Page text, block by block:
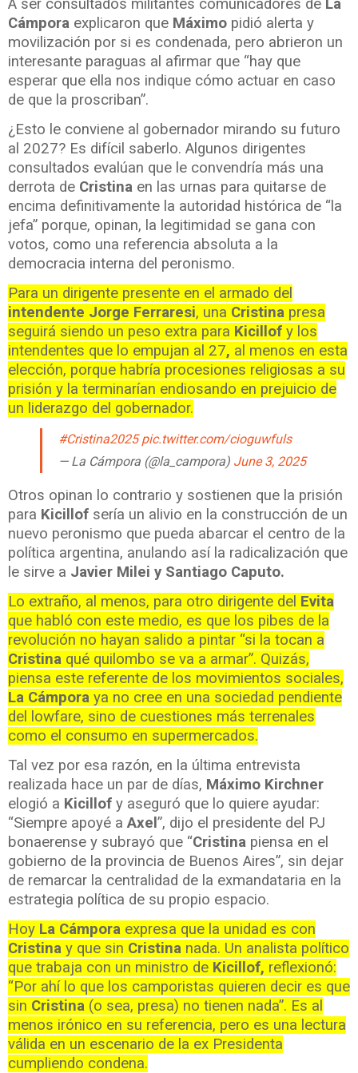
A ser consultados militantes comunicadores de La
Cámpora explicaron que Máximo pidió alerta y
movilización por si es condenada, pero abrieron un
interesante paraguas al afirmar que “hay que
esperar que ella nos indique cómo actuar en caso
de que la proscriban”.
¿Esto le conviene al gobernador mirando su futuro
al 2027? Es difícil saberlo. Algunos dirigentes
consultados evalúan que le convendría más una
derrota de Cristina en las urnas para quitarse de
encima definitivamente la autoridad histórica de “la
jefa” porque, opinan, la legitimidad se gana con
votos, como una referencia absoluta a la
democracia interna del peronismo.
Para un dirigente presente en el armado del
intendente Jorge Ferraresi, una Cristina presa
seguirá siendo un peso extra para Kicillof y los
intendentes que lo empujan al 27, al menos en esta
elección, porque habría procesiones religiosas a su
prisión y la terminarían endiosando en prejuicio de
un liderazgo del gobernador.
#Cristina2025 pic.twitter.com/cioguwfuls
— La Cámpora (@la_campora) June 3, 2025
Otros opinan lo contrario y sostienen que la prisión
para Kicillof sería un alivio en la construcción de un
nuevo peronismo que pueda abarcar el centro de la
política argentina, anulando así la radicalización que
le sirve a Javier Milei y Santiago Caputo.
Lo extraño, al menos, para otro dirigente del Evita
que habló con este medio, es que los pibes de la
revolución no hayan salido a pintar “si la tocan a
Cristina qué quilombo se va a armar”. Quizás,
piensa este referente de los movimientos sociales,
La Cámpora ya no cree en una sociedad pendiente
del lowfare, sino de cuestiones más terrenales
como el consumo en supermercados.
Tal vez por esa razón, en la última entrevista
realizada hace un par de días, Máximo Kirchner
elogió a Kicillof y aseguró que lo quiere ayudar:
“Siempre apoyé a Axel ”, dijo el presidente del PJ
bonaerense y subrayó que “Cristina piensa en el
gobierno de la provincia de Buenos Aires”, sin dejar
de remarcar la centralidad de la exmandataria en la
estrategia política de su propio espacio.
Hoy La Cámpora expresa que la unidad es con
Cristina y que sin Cristina nada. Un analista político
que trabaja con un ministro de Kicillof, reflexionó:
“Por ahí lo que los camporistas quieren decir es que
sin Cristina (o sea, presa) no tienen nada”. Es al
menos irónico en su referencia, pero es una lectura
válida en un escenario de la ex Presidenta
cumpliendo condena.